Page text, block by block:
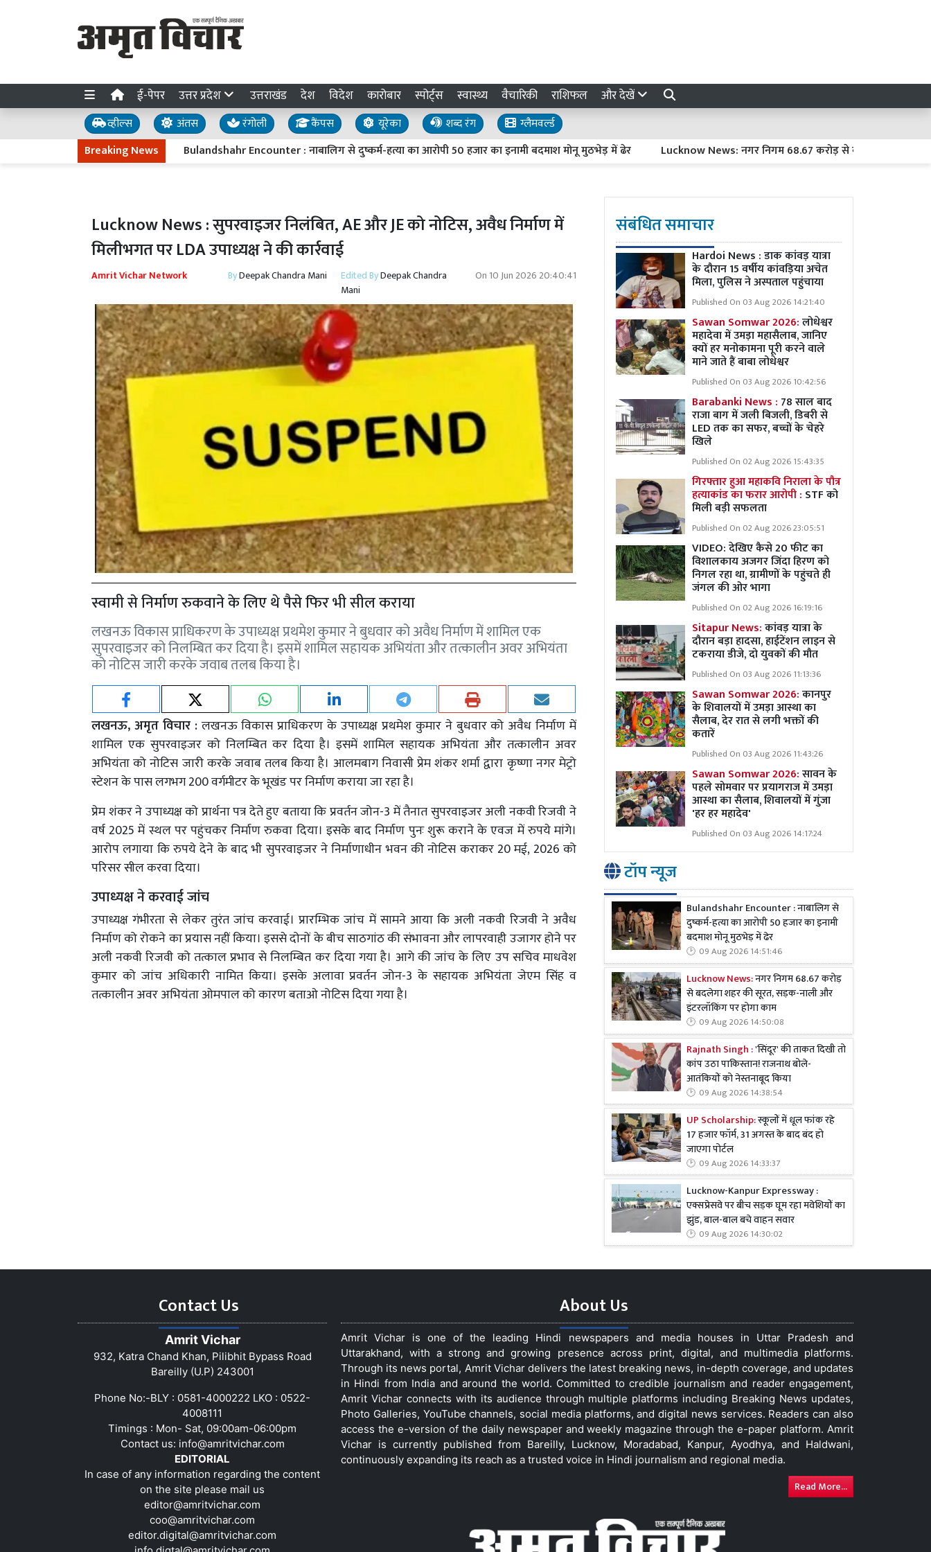
ई-पेपर उत्तर प्रदेश उत्तराखंड देश विदेश कारोबार स्पोर्ट्स स्वास्थ्य वैचारिकी राशिफल और देखें
व्हील्स अंतस रंगोली कैंपस यूरेका शब्द रंग
ग्लैमवर्ल्ड
Breaking NewsBulandshahr Encounter : नाबालिग से दुष्कर्म-हत्या का आरोपी 50 हजार का इनामी बदमाश मोनू मुठभेड़ में ढेर Lucknow News: नगर निगम 68.67 करोड़ से बदलेगा शहर की सूरत,
Lucknow News : सुपरवाइजर निलंबित, AE और JE को नोटिस, अवैध निर्माण में
मिलीभगत पर LDA उपाध्यक्ष ने की कार्रवाई
Amrit Vichar Network ByDeepak Chandra Mani Edited ByDeepak Chandra
Mani
On 10 Jun 2026 20:40:41
स्वामी से निर्माण रुकवाने के लिए थे पैसे फिर भी सील कराया
लखनऊ विकास प्राधिकरण के उपाध्यक्ष प्रथमेश कुमार ने बुधवार को अवैध निर्माण में शामिल एक
सुपरवाइजर को निलम्बित कर दिया है। इसमें शामिल सहायक अभियंता और तत्कालीन अवर अभियंता
को नोटिस जारी करके जवाब तलब किया है।
लखनऊ, अमृत विचार : लखनऊ विकास प्राधिकरण के उपाध्यक्ष प्रथमेश कुमार ने बुधवार को अवैध निर्माण में
शामिल एक सुपरवाइजर को निलम्बित कर दिया है। इसमें शामिल सहायक अभियंता और तत्कालीन अवर
अभियंता को नोटिस जारी करके जवाब तलब किया है। आलमबाग निवासी प्रेम शंकर शर्मा द्वारा कृष्णा नगर मेट्रो
स्टेशन के पास लगभग 200 वर्गमीटर के भूखंड पर निर्माण कराया जा रहा है।
प्रेम शंकर ने उपाध्यक्ष को प्रार्थना पत्र देते हुए बताया कि प्रवर्तन जोन-3 में तैनात सुपरवाइजर अली नकवी रिजवी ने
वर्ष 2025 में स्थल पर पहुंचकर निर्माण रुकवा दिया। इसके बाद निर्माण पुनः शुरू कराने के एवज में रुपये मांगे।
आरोप लगाया कि रुपये देने के बाद भी सुपरवाइजर ने निर्माणाधीन भवन की नोटिस कराकर 20 मई, 2026 को
परिसर सील करवा दिया।
उपाध्यक्ष ने करवाई जांच
उपाध्यक्ष गंभीरता से लेकर तुरंत जांच करवाई। प्रारम्भिक जांच में सामने आया कि अली नकवी रिजवी ने अवैध
निर्माण को रोकने का प्रयास नहीं किया। इससे दोनों के बीच साठगांठ की संभावना और लापरवाही उजागर होने पर
अली नकवी रिजवी को तत्काल प्रभाव से निलम्बित कर दिया गया है। आगे की जांच के लिए उप सचिव माधवेश
कुमार को जांच अधिकारी नामित किया। इसके अलावा प्रवर्तन जोन-3 के सहायक अभियंता जेएम सिंह व
तत्कालीन अवर अभियंता ओमपाल को कारण बताओ नोटिस दिया गया है।
संबंधित समाचार
Hardoi News : डाक कांवड़ यात्रा
के दौरान 15 वर्षीय कांवड़िया अचेत
मिला, पुलिस ने अस्पताल पहुंचाया
Published On 03 Aug 2026 14:21:40
Sawan Somwar 2026:लोधेश्वर
महादेवा में उमड़ा महासैलाब, जानिए
क्यों हर मनोकामना पूरी करने वाले
माने जाते हैं बाबा लोधेश्वर
Published On 03 Aug 2026 10:42:56
Barabanki News : 78 साल बाद
राजा बाग में जली बिजली, डिबरी से
LED तक का सफर, बच्चों के चेहरे
खिले
Published On 02 Aug 2026 15:43:35
गिरफ्तार हुआ महाकवि निराला के पौत्र
हत्याकांड का फरार आरोपी : STF को
मिली बड़ी सफलता
Published On 02 Aug 2026 23:05:51
VIDEO: देखिए कैसे 20 फीट का
विशालकाय अजगर जिंदा हिरण को
निगल रहा था, ग्रामीणों के पहुंचते ही
जंगल की ओर भागा
Published On 02 Aug 2026 16:19:16
Sitapur News:कांवड़ यात्रा के
दौरान बड़ा हादसा, हाईटेंशन लाइन से
टकराया डीजे, दो युवकों की मौत
Published On 03 Aug 2026 11:13:36
Sawan Somwar 2026:कानपुर
के शिवालयों में उमड़ा आस्था का
सैलाब, देर रात से लगी भक्तों की
कतारें
Published On 03 Aug 2026 11:43:26
Sawan Somwar 2026:सावन के
पहले सोमवार पर प्रयागराज में उमड़ा
आस्था का सैलाब, शिवालयों में गुंजा
'हर हर महादेव'
Published On 03 Aug 2026 14:17:24
टॉप न्यूज
Bulandshahr Encounter : नाबालिग से
दुष्कर्म-हत्या का आरोपी 50 हजार का इनामी
बदमाश मोनू मुठभेड़ में ढेर
09 Aug 2026 14:51:46
Lucknow News:नगर निगम 68.67 करोड़
से बदलेगा शहर की सूरत, सड़क-नाली और
इंटरलॉकिंग पर होगा काम
09 Aug 2026 14:50:08
Rajnath Singh :'सिंदूर' की ताकत दिखी तो
कांप उठा पाकिस्तान! राजनाथ बोले-
आतंकियों को नेस्तनाबूद किया
09 Aug 2026 14:38:54
UP Scholarship:स्कूलों में धूल फांक रहे
17 हजार फॉर्म, 31 अगस्त के बाद बंद हो
जाएगा पोर्टल
09 Aug 2026 14:33:37
Lucknow-Kanpur Expressway :
एक्सप्रेसवे पर बीच सड़क घूम रहा मवेशियों का
झुंड, बाल-बाल बचे वाहन सवार
09 Aug 2026 14:30:02
Contact Us
Amrit Vichar
932, Katra Chand Khan, Pilibhit Bypass Road
Bareilly (U.P) 243001
Phone No:-BLY : 0581-4000222 LKO : 0522-
4008111
Timings : Mon- Sat, 09:00am-06:00pm
Contact us: info@amritvichar.com
EDITORIAL
In case of any information regarding the content
on the site please mail us
editor@amritvichar.com
coo@amritvichar.com
editor.digital@amritvichar.com
About Us
Amrit Vichar is one of the leading Hindi newspapers and media houses in Uttar Pradesh and
Uttarakhand, with a strong and growing presence across print, digital, and multimedia platforms.
Through its news portal, Amrit Vichar delivers the latest breaking news, in-depth coverage, and updates
in Hindi from India and around the world. Committed to credible journalism and reader engagement,
Amrit Vichar connects with its audience through multiple platforms including Breaking News updates,
Photo Galleries, YouTube channels, social media platforms, and digital news services. Readers can also
access the e-version of the daily newspaper and weekly magazine through the e-paper platform. Amrit
Vichar is currently published from Bareilly, Lucknow, Moradabad, Kanpur, Ayodhya, and Haldwani,
continuously expanding its reach as a trusted voice in Hindi journalism and regional media.
Read More...